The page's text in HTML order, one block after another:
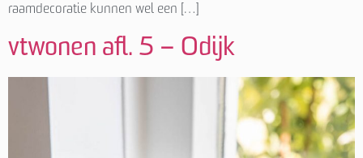
raamdecoratie kunnen wel een […]
vtwonen afl. 5 – Odijk